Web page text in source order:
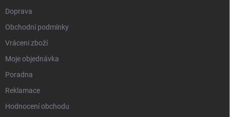
Doprava
Obchodní podmínky
Vrácení zboží
Moje objednávka
Poradna
Reklamace
Hodnocení obchodu